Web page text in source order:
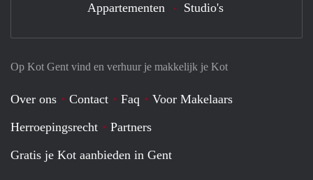
Op Kot Gent vind en verhuur je makkelijk je Kot
Over ons Contact Faq
Voor Makelaars
Herroepingsrecht
Partners
Gratis je Kot aanbieden in Gent
Appartementen Studio's